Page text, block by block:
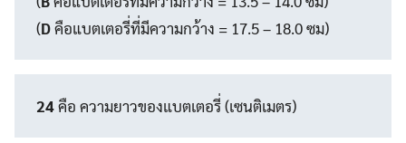
(Dคือแบตเตอรี่ที่มีความกว้าง = 17.5 – 18.0 ซม)
24คือ ความยาวของแบตเตอรี่ (เซนติเมตร)